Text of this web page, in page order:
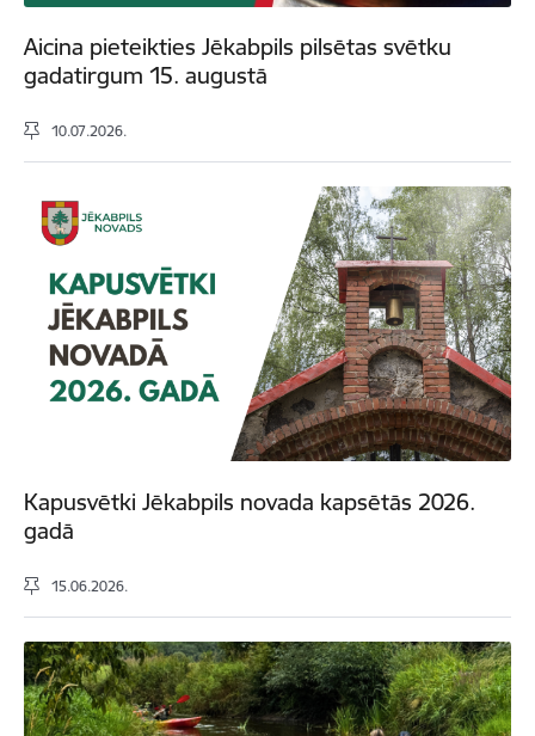
Aicina pieteikties Jēkabpils pilsētas svētku
gadatirgum 15. augustā
10.07.2026.
Kapusvētki Jēkabpils novada kapsētās 2026.
gadā
15.06.2026.